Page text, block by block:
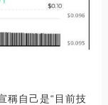
稱自己是“目前技